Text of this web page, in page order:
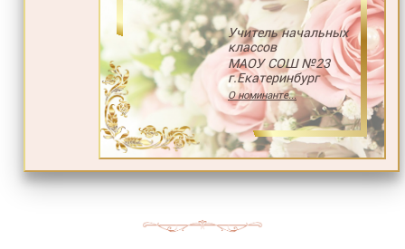
Учитель начальных
классов
МАОУ СОШ №23
г.Екатеринбург
О номинанте...